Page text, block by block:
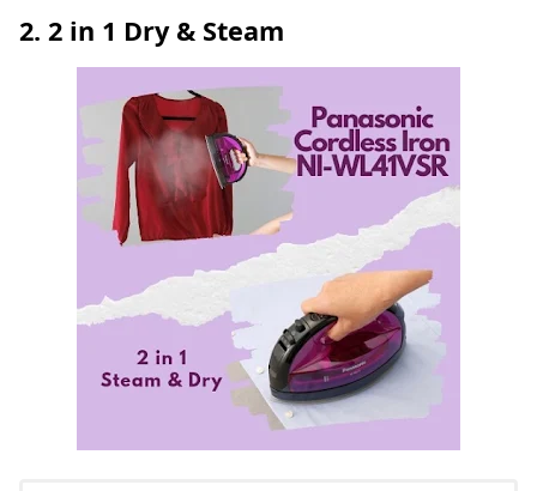
2. 2 in 1 Dry & Steam